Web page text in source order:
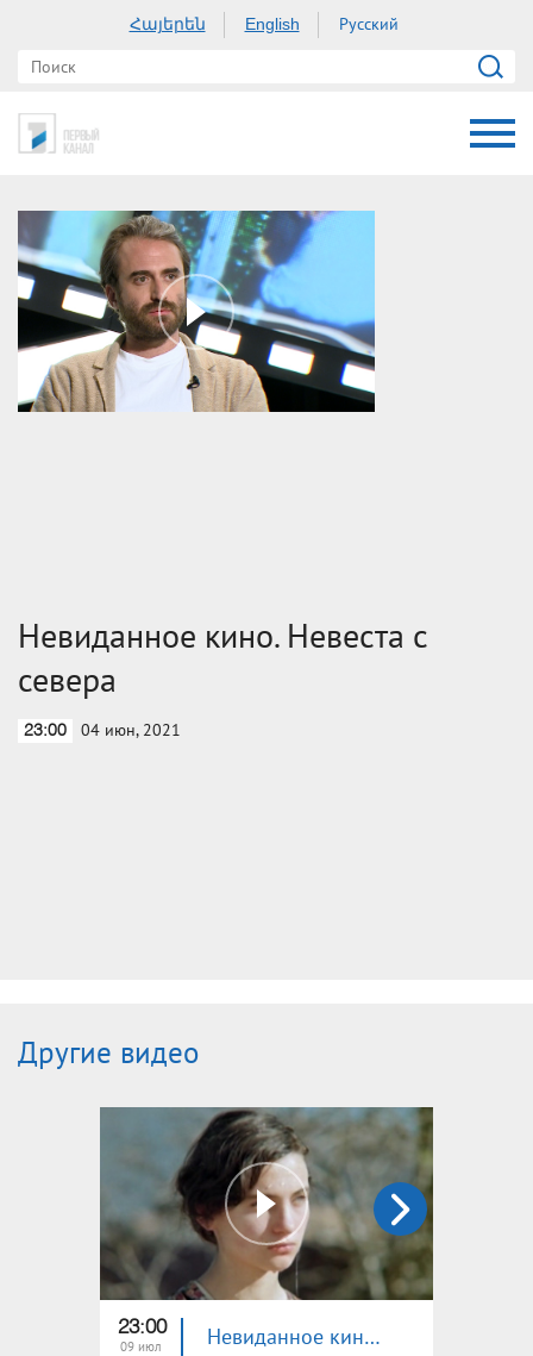
Հայերեն English Русский
Невиданное кино. Невеста с
севера
23:00 04 июн, 2021
Другие видео
23:00
09 июл Невиданное кино. Осеннее солнце